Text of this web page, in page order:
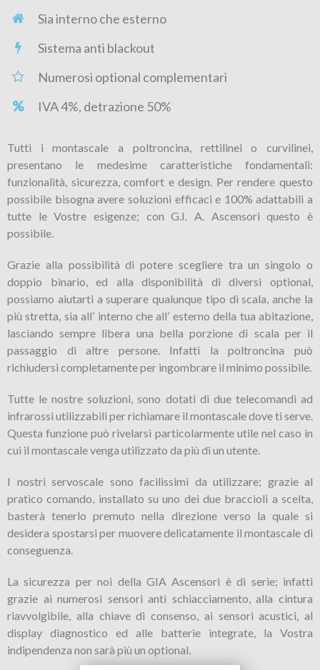
Sia interno che esterno
Sistema anti blackout
Numerosi optional complementari
IVA 4%, detrazione 50%
Tutti i montascale a poltroncina, rettilinei o curvilinei,
presentano le medesime caratteristiche fondamentali:
funzionalità, sicurezza, comfort e design. Per rendere questo
possibile bisogna avere soluzioni efficaci e 100% adattabili a
tutte le Vostre esigenze; con G.I. A. Ascensori questo è
possibile.
Grazie alla possibilità di potere scegliere tra un singolo o
doppio binario, ed alla disponibilità di diversi optional,
possiamo aiutarti a superare qualunque tipo di scala, anche la
più stretta, sia all’ interno che all’ esterno della tua abitazione,
lasciando sempre libera una bella porzione di scala per il
passaggio di altre persone. Infatti la poltroncina può
richiudersi completamente per ingombrare il minimo possibile.
Tutte le nostre soluzioni, sono dotati di due telecomandi ad
infrarossi utilizzabili per richiamare il montascale dove ti serve.
Questa funzione può rivelarsi particolarmente utile nel caso in
cui il montascale venga utilizzato da più di un utente.
I nostri servoscale sono facilissimi da utilizzare; grazie al
pratico comando, installato su uno dei due braccioli a scelta,
basterà tenerlo premuto nella direzione verso la quale si
desidera spostarsi per muovere delicatamente il montascale di
conseguenza.
La sicurezza per noi della GIA Ascensori è di serie; infatti
grazie ai numerosi sensori anti schiacciamento, alla cintura
riavvolgibile, alla chiave di consenso, ai sensori acustici, al
display diagnostico ed alle batterie integrate, la Vostra
indipendenza non sarà più un optional.